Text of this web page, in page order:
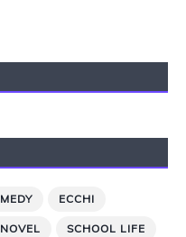
ECCHI
SCHOOL LIFE